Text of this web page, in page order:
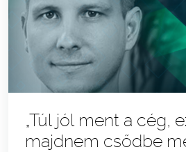
„Túl jól ment a cég,
majdnem csődbe